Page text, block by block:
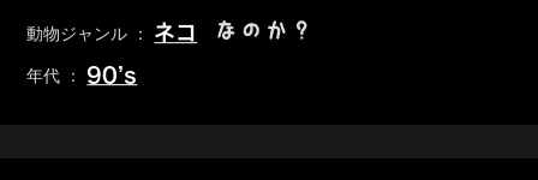
動物ジャンル ： ネコ なのか？
年代 ： 90’s